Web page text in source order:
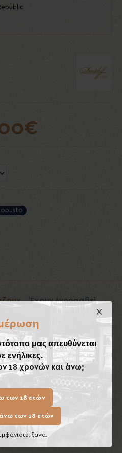
μας απευθύνεται
ενήλικες.
18 χρονών και άνω;
των 18 ετών
άνω των 18 ετών
ξανα.
Έχουν Αγορασθεί
Εκτός Αποθέματος
Κεραμικό Τασάκι Πούρων